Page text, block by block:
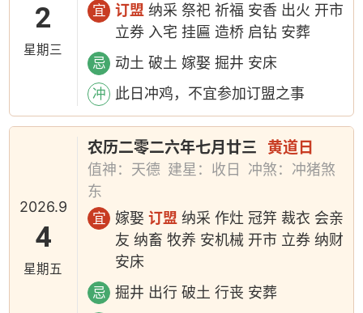
2
星期三
宜 订盟 纳采 祭祀 祈福 安香 出火 开市
立券 入宅 挂匾 造桥 启钻 安葬
忌 动土 破土 嫁娶 掘井 安床
冲 此日冲鸡，不宜参加订盟之事
2026.9
4
星期五
农历二零二六年七月廿三 黄道日
值神：天德 建星：收日
冲煞：冲猪煞
东
宜 嫁娶订盟 纳采 作灶 冠笄 裁衣 会亲
友 纳畜 牧养 安机械 开市 立券 纳财
安床
忌 掘井 出行 破土 行丧 安葬